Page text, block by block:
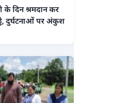
दिन श्रमदान कर
दुर्घटनाओं पर अंकुश